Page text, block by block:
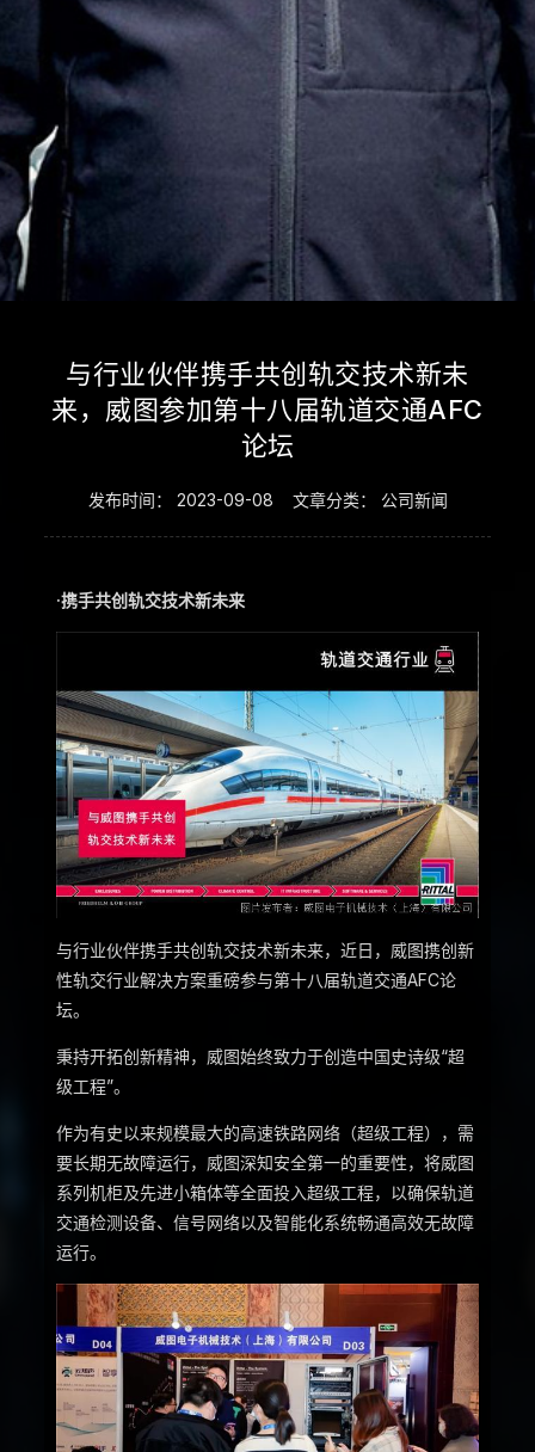
与行业伙伴携手共创轨交技术新未
来，威图参加第十八届轨道交通AFC
论坛
发布时间： 2023-09-08 文章分类： 公司新闻
·携手共创轨交技术新未来
与行业伙伴携手共创轨交技术新未来，近日，威图携创新
性轨交行业解决方案重磅参与第十八届轨道交通AFC论
坛。
秉持开拓创新精神，威图始终致力于创造中国史诗级“超
级工程”。
作为有史以来规模最大的高速铁路网络（超级工程），需
要长期无故障运行，威图深知安全第一的重要性，将威图
系列机柜及先进小箱体等全面投入超级工程，以确保轨道
交通检测设备、信号网络以及智能化系统畅通高效无故障
运行。